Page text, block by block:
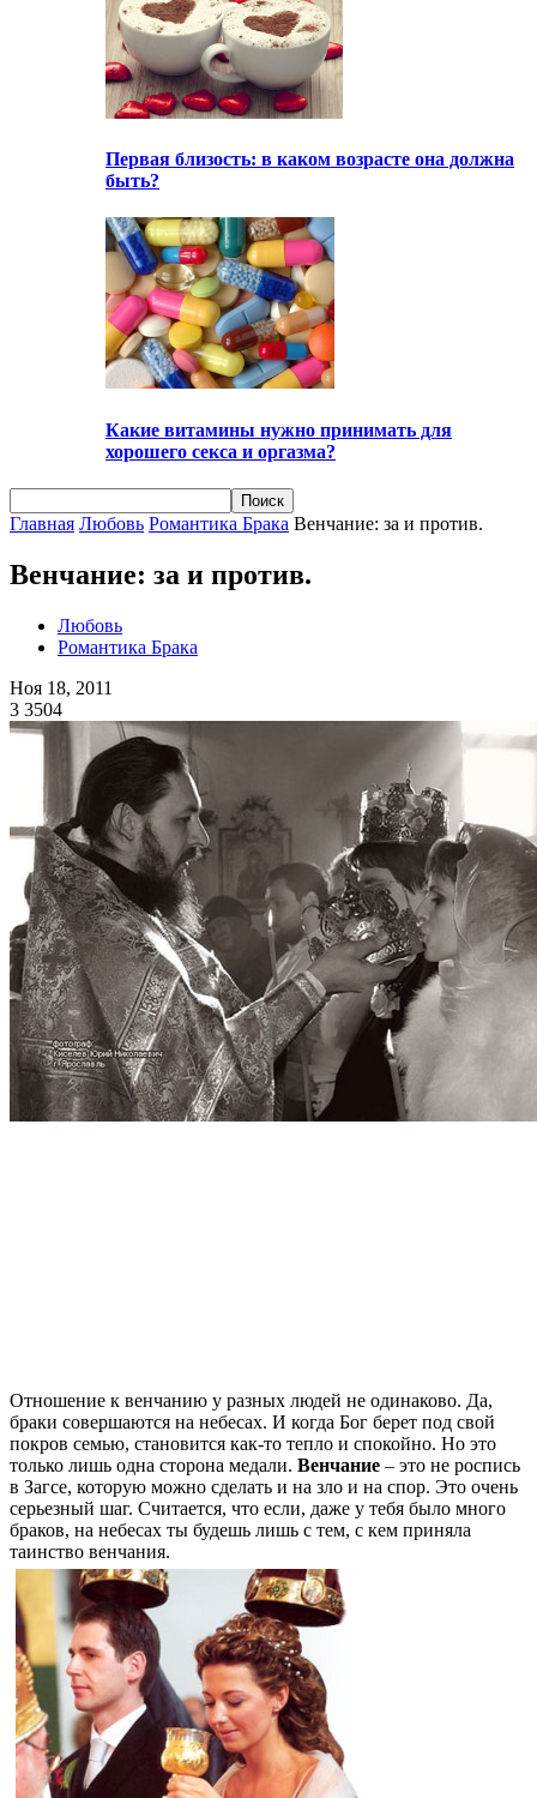
Первая близость: в каком возрасте она должна
быть?
Какие витамины нужно принимать для
хорошего секса и оргазма?
Главная Любовь Романтика Брака Венчание: за и против.
Венчание: за и против.
Любовь
Романтика Брака
Ноя 18, 2011
3 3504
Отношение к венчанию у разных людей не одинаково. Да,
браки совершаются на небесах. И когда Бог берет под свой
покров семью, становится как-то тепло и спокойно. Но это
только лишь одна сторона медали. Венчание – это не роспись
в Загсе, которую можно сделать и на зло и на спор. Это очень
серьезный шаг. Считается, что если, даже у тебя было много
браков, на небесах ты будешь лишь с тем, с кем приняла
таинство венчания.